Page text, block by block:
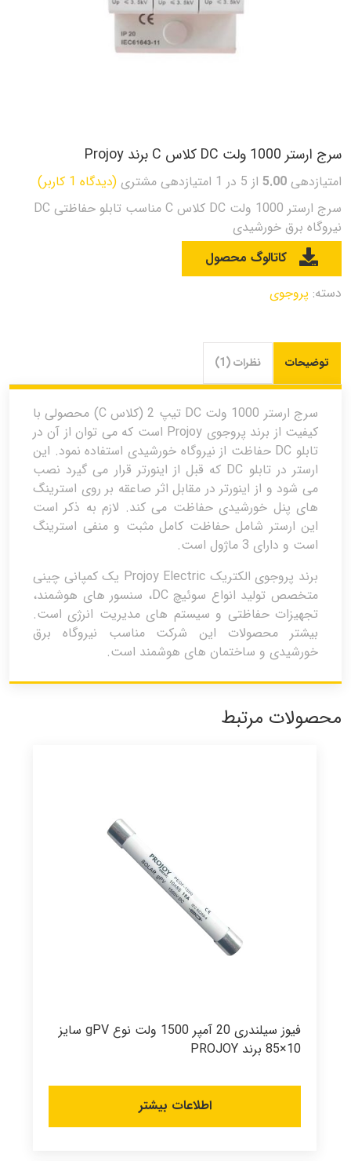
سرج ارستر 1000 ولت DC کلاس C برند Projoy
امتیازدهی 5.00 از 5 در 1 امتیازدهی مشتری (دیدگاه 1 کاربر)
سرج ارستر 1000 ولت DC کلاس C مناسب تابلو حفاظتی DC
نیروگاه برق خورشیدی
کاتالوگ محصول
دسته: پروجوی
توضیحات نظرات (1)
سرج ارستر 1000 ولت DC تیپ 2 (کلاس C) محصولی با
کیفیت از برند پروجوی Projoy است که می توان از آن در
تابلو DC حفاظت از نیروگاه خورشیدی استفاده نمود. این
ارستر در تابلو DC که قبل از اینورتر قرار می گیرد نصب
می شود و از اینورتر در مقابل اثر صاعقه بر روی استرینگ
های پنل خورشیدی حفاظت می کند. لازم به ذکر است
این ارستر شامل حفاظت کامل مثبت و منفی استرینگ
است و دارای 3 ماژول است.
برند پروجوی الکتریک Projoy Electric یک کمپانی چینی
متخصص تولید انواع سوئیچ DC، سنسور های هوشمند،
تجهیزات حفاظتی و سیستم های مدیریت انرژی است.
بیشتر محصولات این شرکت مناسب نیروگاه برق
خورشیدی و ساختمان های هوشمند است.
محصولات مرتبط
فیوز سیلندری 20 آمپر 1500 ولت نوع gPV سایز
10×85 برند PROJOY
اطلاعات بیشتر